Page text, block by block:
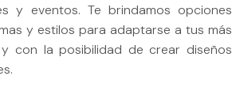
y eventos. Te brindamos opciones
y estilos para adaptarse a tus más
con la posibilidad de crear diseños